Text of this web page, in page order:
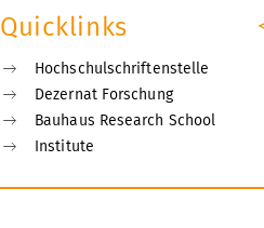
Quicklinks
Hochschulschriftenstelle
Dezernat Forschung
Bauhaus Research School
Institute